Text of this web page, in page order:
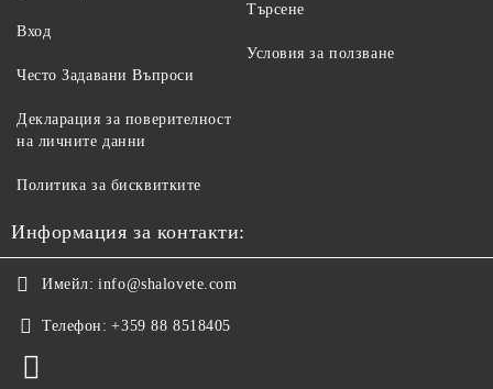
Вход
Често Задавани Въпроси
Търсене
Условия за ползване
Декларация за поверителност
на личните данни
Политика за бисквитките
Информация за контакти:
Имейл: info@shalovete.com
Телефон: +359 88 8518405